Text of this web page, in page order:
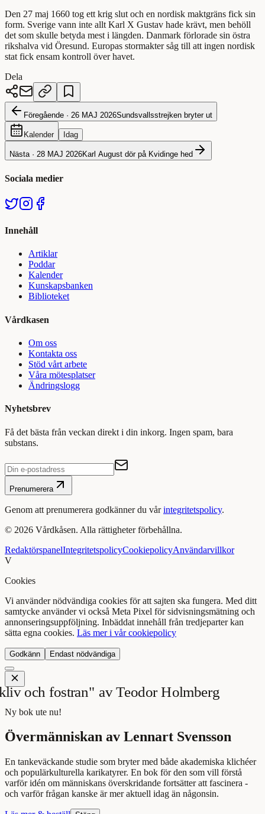
Den 27 maj 1660 tog ett krig slut och en nordisk maktgräns fick sin
form. Sverige vann inte allt Karl X Gustav hade krävt, men behöll
det som skulle betyda mest i längden. Danmark förlorade sin östra
rikshalva vid Öresund. Europas stormakter såg till att ingen nordisk
stat fick ensam kontroll över havet.
Dela
Föregående · 26 MAJ 2026Sundsvallsstrejken bryter ut
Kalender Idag
Nästa · 28 MAJ 2026Karl August dör på Kvidinge hed
Sociala medier
Innehåll
Artiklar
Poddar
Kalender
Kunskapsbanken
Biblioteket
Vårdkasen
Om oss
Kontakta oss
Stöd vårt arbete
Våra mötesplatser
Ändringslogg
Nyhetsbrev
Få det bästa från veckan direkt i din inkorg. Ingen spam, bara
substans.
Prenumerera
Genom att prenumerera godkänner du vår integritetspolicy.
© 2026 Vårdkåsen. Alla rättigheter förbehållna.
RedaktörspanelIntegritetspolicyCookiepolicyAnvändarvillkor
V
Cookies
Vi använder nödvändiga cookies för att sajten ska fungera. Med ditt
samtycke använder vi också Meta Pixel för sidvisningsmätning och
annonseringsuppföljning. Inbäddat innehåll från tredjeparter kan
sätta egna cookies. Läs mer i vår cookiepolicy
Godkänn Endast nödvändiga
Ny bok ute nu!
Övermänniskan av Lennart Svensson
En tankeväckande studie som bryter med både akademiska klichéer
och populärkulturella karikatyrer. En bok för den som vill förstå
varför idén om människans överskridande fortsätter att fascinera -
och varför frågan kanske är mer aktuell idag än någonsin.